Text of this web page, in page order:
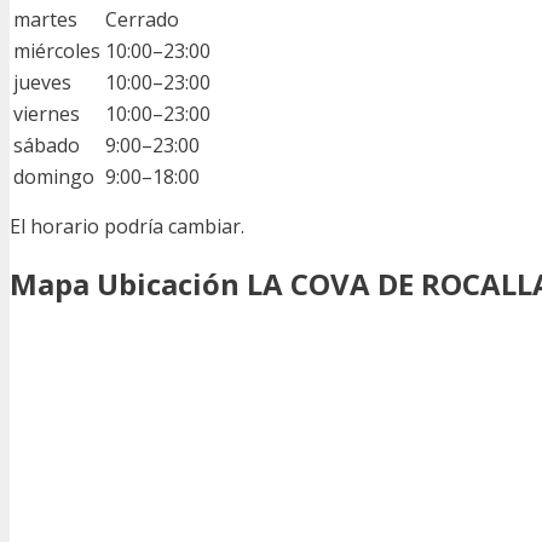
martes
Cerrado
miércoles 10:00–23:00
jueves
10:00–23:00
viernes
10:00–23:00
sábado
9:00–23:00
domingo 9:00–18:00
El horario podría cambiar.
Mapa Ubicación LA COVA DE